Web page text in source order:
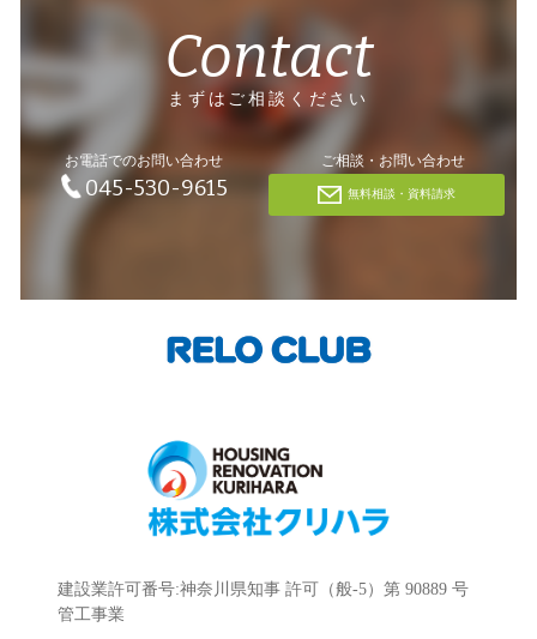
Contact
まずはご相談ください
お電話でのお問い合わせ
045-530-9615
ご相談・お問い合わせ
無料相談・資料請求
建設業許可番号:神奈川県知事 許可（般-5）第 90889 号
管工事業